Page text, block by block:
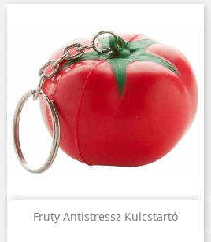
Fruty Antistressz Kulcstartó
Előnézet